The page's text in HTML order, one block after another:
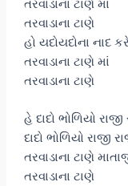
તરવાડાના ટાણે માં
તરવાડાના ટાણે
હો યદોયદોના નાદ
તરવાડાના ટાણે માં
તરવાડાના ટાણે
હે દાદો ભોળિયો રાજી
દાદો ભોળિયો રાજી
તરવાડાના ટાણે
તરવાડાના ટાણે